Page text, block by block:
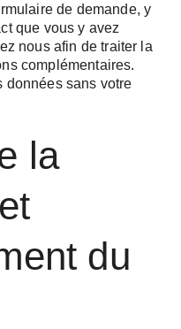
de demande, y
que vous y avez
nous afin de traiter la
complémentaires.
données sans votre
la
du